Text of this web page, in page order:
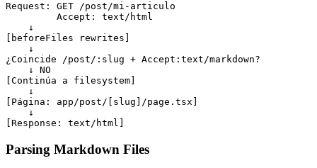
Request: GET /post/mi-articulo
         Accept: text/html
    ↓
[beforeFiles rewrites]
    ↓
¿Coincide /post/:slug + Accept:text/markdown?
    ↓ NO
[Continúa a filesystem]
    ↓
[Página: app/post/[slug]/page.tsx]
    ↓
Parsing Markdown Files